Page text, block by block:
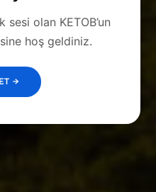
olan KETOB’un
hoş geldiniz.
→